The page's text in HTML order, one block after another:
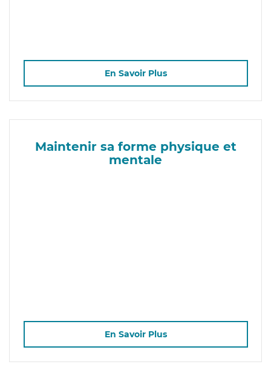
En Savoir Plus
Maintenir sa forme physique et
mentale
En Savoir Plus